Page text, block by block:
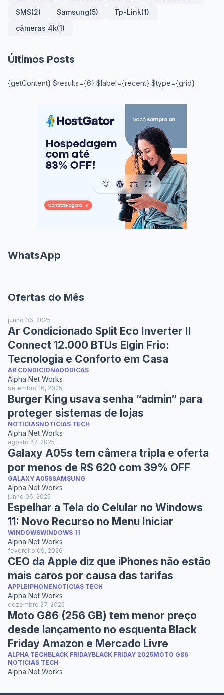
SMS(2) Samsung(5) Tp-Link(1)
câmeras 4k(1)
Últimos Posts
{getContent} $results={6} $label={recent} $type={grid}
WhatsApp
Ofertas do Mês
junho 06, 2025
Ar Condicionado Split Eco Inverter II
Connect 12.000 BTUs Elgin Frio:
Tecnologia e Conforto em Casa
AR CONDICIONADODICAS
Alpha Net Works
setembro 16, 2025
Burger King usava senha “admin” para
proteger sistemas de lojas
NOTICIASNOTICIAS TECH
Alpha Net Works
agosto 27, 2025
Galaxy A05s tem câmera tripla e oferta
por menos de R$ 620 com 39% OFF
GALAXY A05SSAMSUNG
Alpha Net Works
junho 06, 2025
Espelhar a Tela do Celular no Windows
11: Novo Recurso no Menu Iniciar
WINDOWSWINDOWS 11
Alpha Net Works
fevereiro 09, 2026
CEO da Apple diz que iPhones não estão
mais caros por causa das tarifas
APPLEIPHONENOTICIAS TECH
Alpha Net Works
dezembro 27, 2025
Moto G86 (256 GB) tem menor preço
desde lançamento no esquenta Black
Friday Amazon e Mercado Livre
ALPHA TECHBLACK FRIDAYBLACK FRIDAY 2025MOTO G86
NOTICIAS TECH
Alpha Net Works